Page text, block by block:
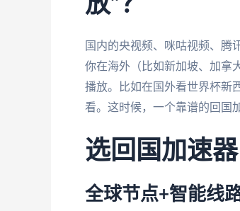
国内的央视频、咪咕视频、腾
你在海外（比如新加坡、加拿
播放。比如在国外看世界杯新
看。这时候，一个靠谱的回国
选回国加速
全球节点+智能线